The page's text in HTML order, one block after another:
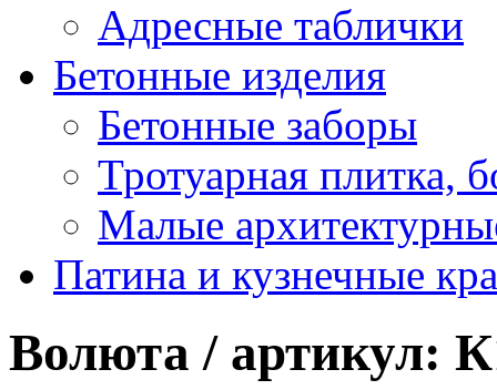
Адресные таблички
Бетонные изделия
Бетонные заборы
Тротуарная плитка,
Малые
Патина и кузнечные
Волюта / артикул: